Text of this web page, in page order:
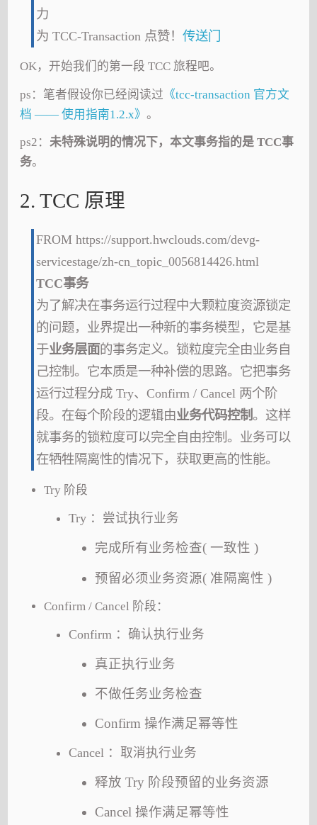
力
为 TCC-Transaction 点赞！传送门
OK，开始我们的第一段 TCC 旅程吧。
ps：笔者假设你已经阅读过 《tcc-transaction 官方文
档 —— 使用指南1.2.x》。
ps2：未特殊说明的情况下，本文事务指的是 TCC事
务。
2. TCC 原理
FROM https://support.hwclouds.com/devg-
servicestage/zh-cn_topic_0056814426.html
TCC事务
为了解决在事务运行过程中大颗粒度资源锁定
的问题，业界提出一种新的事务模型，它是基
于业务层面的事务定义。锁粒度完全由业务自
己控制。它本质是一种补偿的思路。它把事务
运行过程分成 Try、Confirm / Cancel 两个阶
段。在每个阶段的逻辑由业务代码控制。这样
就事务的锁粒度可以完全自由控制。业务可以
在牺牲隔离性的情况下，获取更高的性能。
Try 阶段
Try ：尝试执行业务
完成所有业务检查( 一致性 )
预留必须业务资源( 准隔离性 )
Confirm / Cancel 阶段：
Confirm ：确认执行业务
真正执行业务
不做任务业务检查
Confirm 操作满足幂等性
Cancel ：取消执行业务
释放 Try 阶段预留的业务资源
Cancel 操作满足幂等性